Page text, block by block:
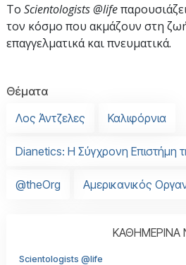
Το Scientologists @life
τον κόσμο που ακμάζουν στη
επαγγελματικά και πνευματικά.
Θέματα
Λος Άντζελες
Καλιφόρνια
Dianetics: Η Σύγχρονη Επιστήμη
@theOrg Αμερικανικός
ΚΑΘΗΜΕΡΙΝΑ
Scientologists @life